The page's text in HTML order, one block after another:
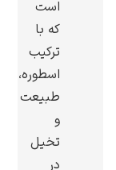
است
که با
ترکیب
اسطوره،
طبیعت
و
تخیل
در